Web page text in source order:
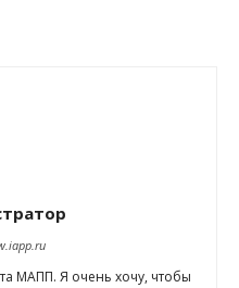
МАПП. Я очень хочу, чтобы